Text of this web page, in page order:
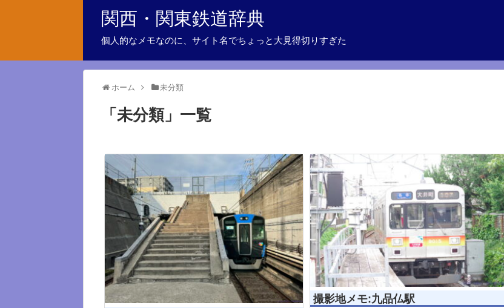
関西・関東鉄道辞典
個人的なメモなのに、サイト名でちょっと大見得切りすぎた
ホーム 未分類
「 未分類」 一覧
撮影地メモ:九品仏駅